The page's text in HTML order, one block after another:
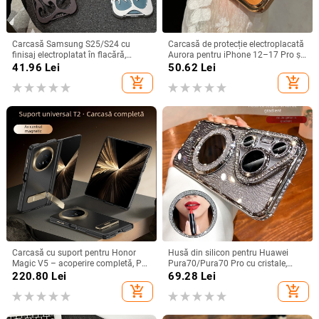
Carcasă Samsung S25/S24 cu
finisaj electroplatat în flacără,
design decupat, compatibilă cu
41.96 Lei
add_shopping_cart
Carcasă de protecție electroplacată
Aurora pentru iPhone 12–17 Pro și
Pro Max, acoperire completă, anti-
50.62 Lei
add_shopping_cart
Carcasă cu suport pentru Honor
Magic V5 – acoperire completă, PC
mat, anti-cădere, anti-amprente
220.80 Lei
add_shopping_cart
Husă din silicon pentru Huawei
Pura70/Pura70 Pro cu cristale,
transparentă, estetică, suport
încorporat și disipare a căldurii
69.28 Lei
add_shopping_cart